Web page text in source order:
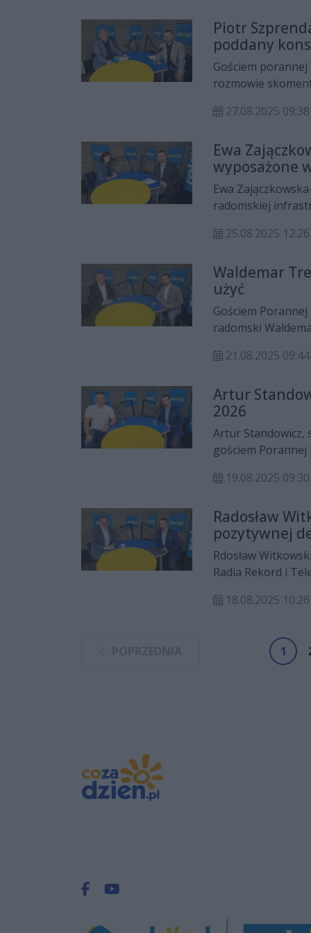
Piotr
poddany
Gościem porannej rozmowy
rozmowie
MPK27.08.2025 09:38
Ewa
wyposażone
Ewa
radomskiej
25.08.2025 12:26
Waldemar
użyć
Gościem
radomski
21.08.2025 09:44
Artur
2026
Artur Standowicz,
gościem Porannej
prezydenta
19.08.2025 09:30
Radosław
pozytywnej
Rdosław
Radia Rekord i
Pracy czy
18.08.2025 10:26
1
Facebook.com
Youtube.com